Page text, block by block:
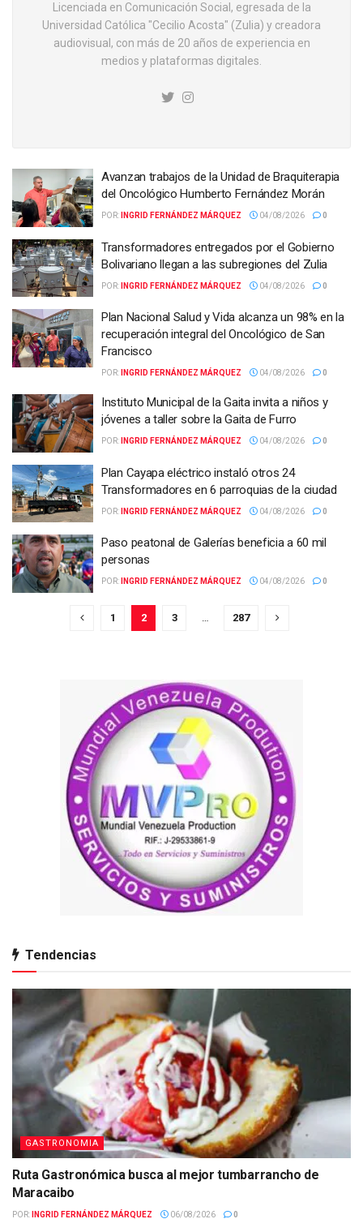
Licenciada en Comunicación Social, egresada de la
Universidad Católica "Cecilio Acosta" (Zulia) y creadora
audiovisual, con más de 20 años de experiencia en
medios y plataformas digitales.
Avanzan trabajos de la Unidad de Braquiterapia
del Oncológico Humberto Fernández Morán
POR: INGRID FERNÁNDEZ MÁRQUEZ 04/08/2026 0
Transformadores entregados por el Gobierno
Bolivariano llegan a las subregiones del Zulia
POR: INGRID FERNÁNDEZ MÁRQUEZ 04/08/2026 0
Plan Nacional Salud y Vida alcanza un 98% en la
recuperación integral del Oncológico de San
Francisco
POR: INGRID FERNÁNDEZ MÁRQUEZ 04/08/2026 0
Instituto Municipal de la Gaita invita a niños y
jóvenes a taller sobre la Gaita de Furro
POR: INGRID FERNÁNDEZ MÁRQUEZ 04/08/2026 0
Plan Cayapa eléctrico instaló otros 24
Transformadores en 6 parroquias de la ciudad
POR: INGRID FERNÁNDEZ MÁRQUEZ 04/08/2026 0
Paso peatonal de Galerías beneficia a 60 mil
personas
POR: INGRID FERNÁNDEZ MÁRQUEZ 04/08/2026 0
1 2 3 287
Tendencias
GASTRONOMIA
Ruta Gastronómica busca al mejor tumbarrancho de
Maracaibo
POR: INGRID FERNÁNDEZ MÁRQUEZ 06/08/2026 0